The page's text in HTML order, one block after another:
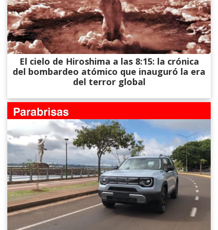
El cielo de Hiroshima a las 8:15: la crónica
del bombardeo atómico que inauguró la era
del terror global